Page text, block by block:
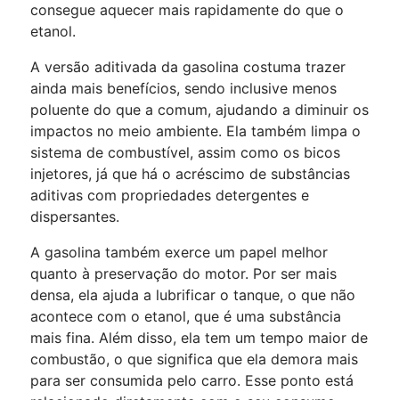
consegue aquecer mais rapidamente do que o
etanol.
A versão aditivada da gasolina costuma trazer
ainda mais benefícios, sendo inclusive menos
poluente do que a comum, ajudando a diminuir os
impactos no meio ambiente. Ela também limpa o
sistema de combustível, assim como os bicos
injetores, já que há o acréscimo de substâncias
aditivas com propriedades detergentes e
dispersantes.
A gasolina também exerce um papel melhor
quanto à preservação do motor. Por ser mais
densa, ela ajuda a lubrificar o tanque, o que não
acontece com o etanol, que é uma substância
mais fina. Além disso, ela tem um tempo maior de
combustão, o que significa que ela demora mais
para ser consumida pelo carro. Esse ponto está